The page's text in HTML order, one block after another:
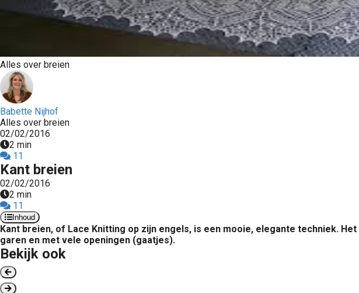
Alles over breien
Babette Nijhof
Alles over breien
02/02/2016
2 min
11
Kant breien
02/02/2016
2 min
11
Inhoud
Kant breien, of Lace Knitting op zijn engels, is een mooie, elegante techniek.
garen en met vele openingen (gaatjes).
Bekijk ook